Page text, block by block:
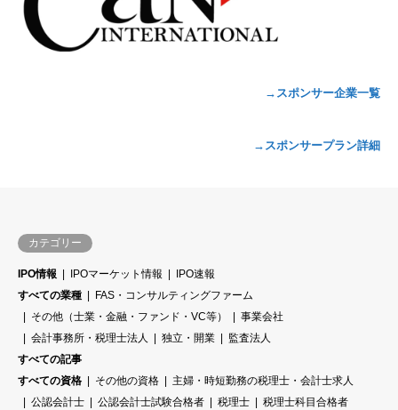
→スポンサー企業一覧
→スポンサープラン詳細
カテゴリー
IPO情報 IPOマーケット情報
IPO速報
すべての業種
FAS・コンサルティングファーム
その他（士業・金融・ファンド・VC等）
事業会社
会計事務所・税理士法人
独立・開業
監査法人
すべての記事
すべての資格
その他の資格
主婦・時短勤務の税理士・会計士求人
公認会計士
公認会計士試験合格者 税理士
税理士科目合格者